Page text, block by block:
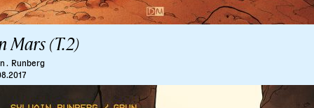
Mars (T.2)
. Runberg